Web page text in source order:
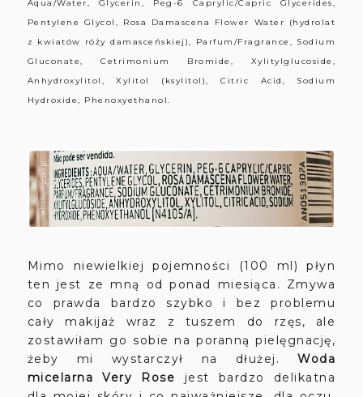
Aqua/Water, Glycerin, Peg-6 Caprylic/Capric Glycerides,
Pentylene Glycol, Rosa Damascena Flower Water (hydrolat
z kwiatów róży damasceńskiej), Parfum/Fragrance, Sodium
Gluconate, Cetrimonium Bromide, Xylitylglucoside,
Anhydroxylitol, Xylitol (ksylitol), Citric Acid, Sodium
Hydroxide, Phenoxyethanol.
Mimo niewielkiej pojemności (100 ml) płyn
ten jest ze mną od ponad miesiąca. Zmywa
co prawda bardzo szybko i bez problemu
cały makijaż wraz z tuszem do rzęs, ale
zostawiłam go sobie na poranną pielęgnację,
żeby mi wystarczył na dłużej.Woda
micelarna Very Rose jest bardzo delikatna